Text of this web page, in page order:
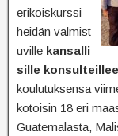
erikoiskurssi
heidän valmist
uville kansalli
sille
koulutuksensa
kotoisin 18 eri
Guatemalasta,